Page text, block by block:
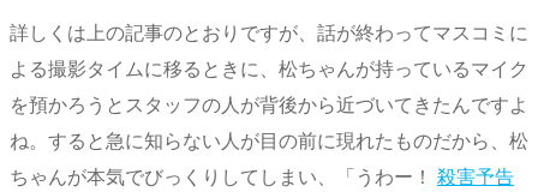
詳しくは上の記事のとおりですが、話が終わってマスコミに
よる撮影タイムに移るときに、松ちゃんが持っているマイク
を預かろうとスタッフの人が背後から近づいてきたんですよ
ね。すると急に知らない人が目の前に現れたものだから、松
ちゃんが本気でびっくりしてしまい、「うわー！ 殺害予告